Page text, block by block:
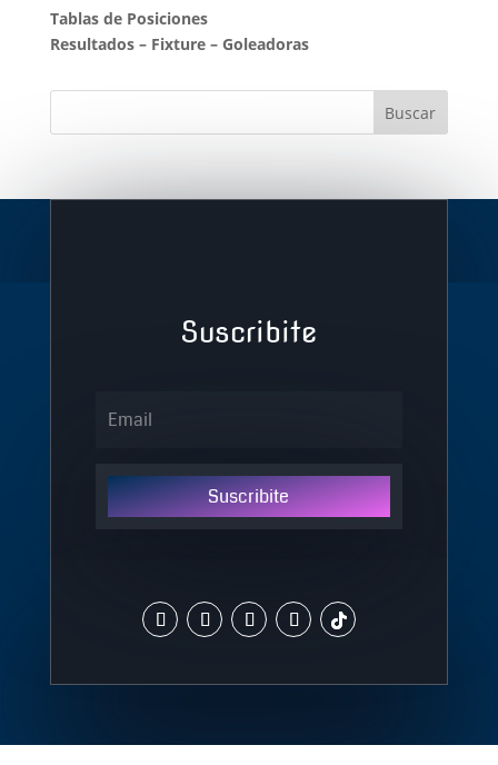
Tablas de Posiciones
Resultados– Fixture– Goleadoras
Suscribite
Suscribite